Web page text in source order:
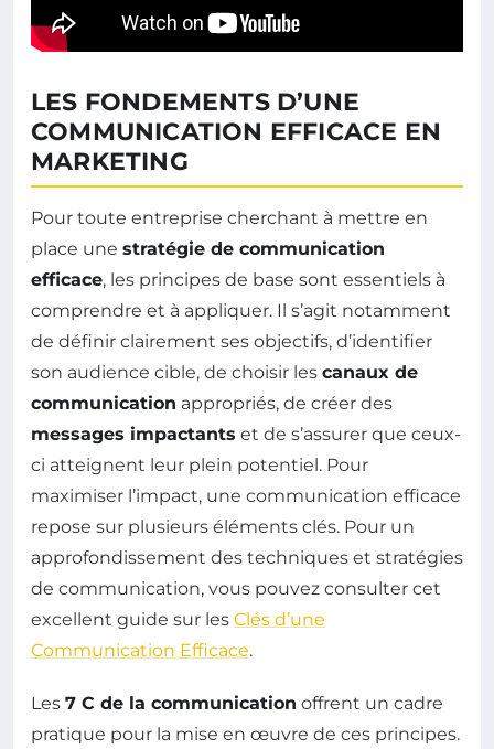
LES FONDEMENTS D’UNE
COMMUNICATION EFFICACE EN
MARKETING
Pour toute entreprise cherchant à mettre en
place une stratégie de communication
efficace, les principes de base sont essentiels à
comprendre et à appliquer. Il s’agit notamment
de définir clairement ses objectifs, d’identifier
son audience cible, de choisir les canaux de
communication appropriés, de créer des
messages impactants et de s’assurer que ceux-
ci atteignent leur plein potentiel. Pour
maximiser l’impact, une communication efficace
repose sur plusieurs éléments clés. Pour un
approfondissement des techniques et stratégies
de communication, vous pouvez consulter cet
excellent guide sur les Clés d’une
Communication Efficace.
Les 7 C de la communication offrent un cadre
pratique pour la mise en œuvre de ces principes.